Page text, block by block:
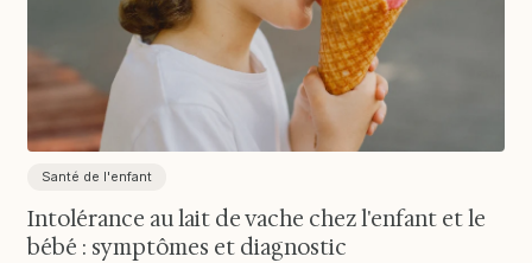
Santé de l'enfant
Intolérance au lait de vache chez l'enfant et le
bébé : symptômes et diagnostic